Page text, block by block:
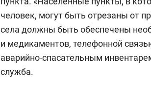
человек, могут быть отрезаны от
села должны быть обеспечены
и медикаментов, телефонной
аварийно-спасательным
служба.